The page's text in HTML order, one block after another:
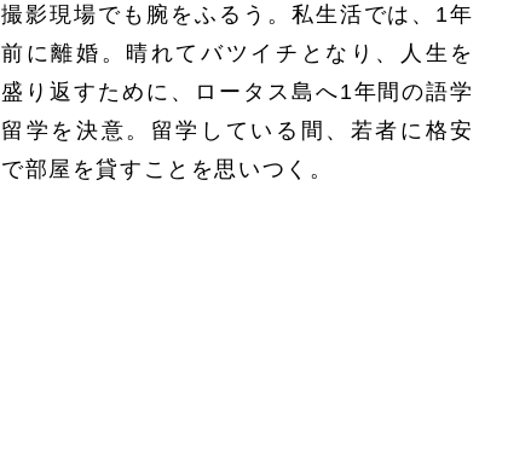
撮影現場でも腕をふるう。私生活では、1年
前に離婚。晴れてバツイチとなり、人生を
盛り返すために、ロータス島へ1年間の語学
留学を決意。留学している間、若者に格安
で部屋を貸すことを思いつく。